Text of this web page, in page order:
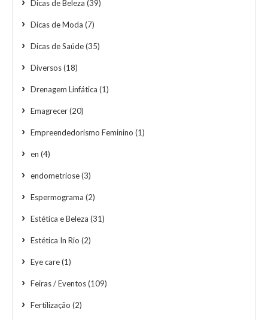
Dicas de Beleza (39)
Dicas de Moda (7)
Dicas de Saúde(35)
Diversos(18)
Drenagem Linfática (1)
Emagrecer(20)
Empreendedorismo Feminino (1)
en (4)
endometriose(3)
Espermograma (2)
Estética e Beleza (31)
Estética In Rio (2)
Eye care(1)
Feiras / Eventos(109)
Fertilização (2)